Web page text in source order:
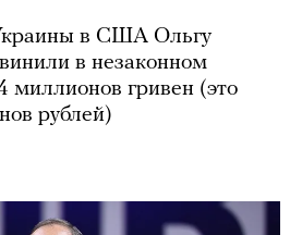
в США Ольгу
в незаконном
миллионов гривен (это
рублей)